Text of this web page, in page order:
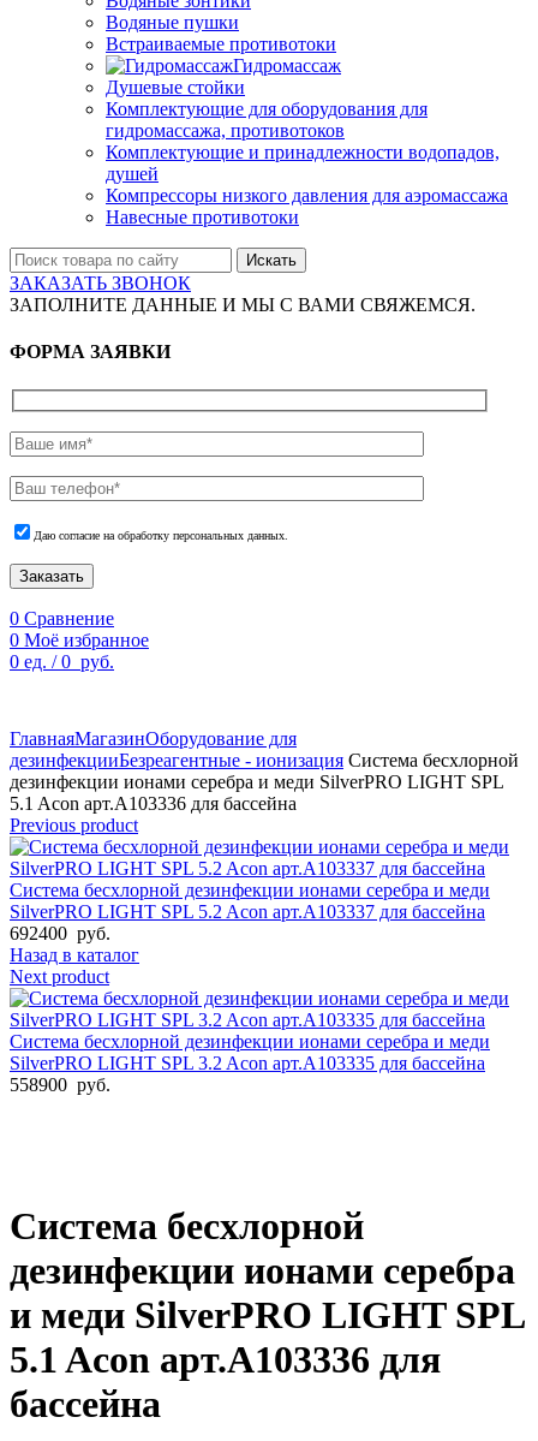
Водяные пушки
Встраиваемые противотоки
Гидромассаж
Душевые стойки
Комплектующие для оборудования для
гидромассажа, противотоков
Комплектующие и принадлежности водопадов,
душей
Компрессоры низкого давления для аэромассажа
Навесные противотоки
Искать
ЗАКАЗАТЬ ЗВОНОК
ЗАПОЛНИТЕ ДАННЫЕ И МЫ С ВАМИ СВЯЖЕМСЯ.
ФОРМА ЗАЯВКИ
Даю согласие на обработку персональных данных.
Заказать
0 Сравнение
0 Моё избранное
0 ед. / 0 руб.
ГлавнаяМагазинОборудование для
дезинфекцииБезреагентные - ионизация Система беcхлорной
дезинфекции ионами серебра и меди SilverPRO LIGHT SPL
5.1 Acon арт.A103336 для бассейна
Previous product
Система беcхлорной дезинфекции ионами серебра и меди
SilverPRO LIGHT SPL 5.2 Acon арт.A103337 для бассейна
692400 руб.
Назад в каталог
Next product
Система беcхлорной дезинфекции ионами серебра и меди
SilverPRO LIGHT SPL 3.2 Acon арт.A103335 для бассейна
558900 руб.
Система беcхлорной
дезинфекции ионами серебра
и меди SilverPRO LIGHT SPL
5.1 Acon арт.A103336 для
бассейна